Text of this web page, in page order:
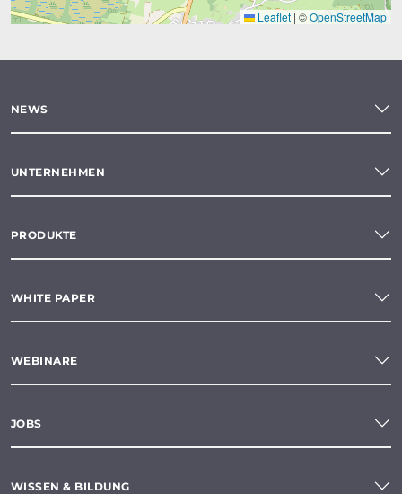
Leaflet | ©OpenStreetMap
NEWS
UNTERNEHMEN
PRODUKTE
WHITE PAPER
WEBINARE
JOBS
WISSEN & BILDUNG